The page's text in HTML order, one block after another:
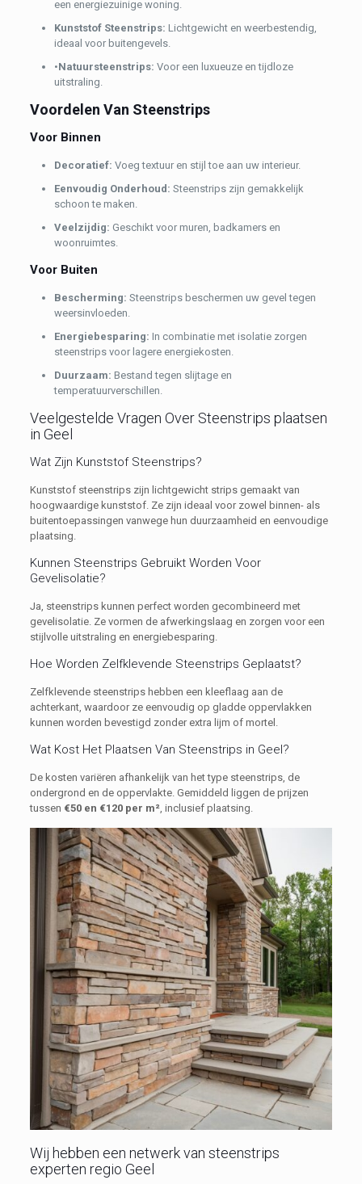
een energiezuinige woning.
Kunststof Steenstrips: Lichtgewicht en weerbestendig,
ideaal voor buitengevels.
•Natuursteenstrips: Voor een luxueuze en tijdloze
uitstraling.
Voordelen Van Steenstrips
Voor Binnen
Decoratief: Voeg textuur en stijl toe aan uw interieur.
Eenvoudig Onderhoud: Steenstrips zijn gemakkelijk
schoon te maken.
Veelzijdig: Geschikt voor muren, badkamers en
woonruimtes.
Voor Buiten
Bescherming: Steenstrips beschermen uw gevel tegen
weersinvloeden.
Energiebesparing: In combinatie met isolatie zorgen
steenstrips voor lagere energiekosten.
Duurzaam: Bestand tegen slijtage en
temperatuurverschillen.
Veelgestelde Vragen Over Steenstrips plaatsen
in Geel
Wat Zijn Kunststof Steenstrips?
Kunststof steenstrips zijn lichtgewicht strips gemaakt van
hoogwaardige kunststof. Ze zijn ideaal voor zowel binnen- als
buitentoepassingen vanwege hun duurzaamheid en eenvoudige
plaatsing.
Kunnen Steenstrips Gebruikt Worden Voor
Gevelisolatie?
Ja, steenstrips kunnen perfect worden gecombineerd met
gevelisolatie. Ze vormen de afwerkingslaag en zorgen voor een
stijlvolle uitstraling en energiebesparing.
Hoe Worden Zelfklevende Steenstrips Geplaatst?
Zelfklevende steenstrips hebben een kleeflaag aan de
achterkant, waardoor ze eenvoudig op gladde oppervlakken
kunnen worden bevestigd zonder extra lijm of mortel.
Wat Kost Het Plaatsen Van Steenstrips in Geel?
De kosten variëren afhankelijk van het type steenstrips, de
ondergrond en de oppervlakte. Gemiddeld liggen de prijzen
tussen €50 en €120 per m², inclusief plaatsing.
Wij hebben een netwerk van steenstrips
experten regio Geel